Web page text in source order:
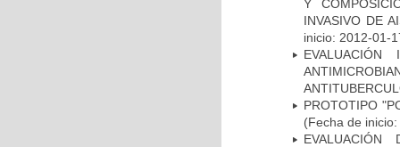
Y
INVASIVO DE
inicio: 2012-01-
PROTOTIPO
(Fecha de